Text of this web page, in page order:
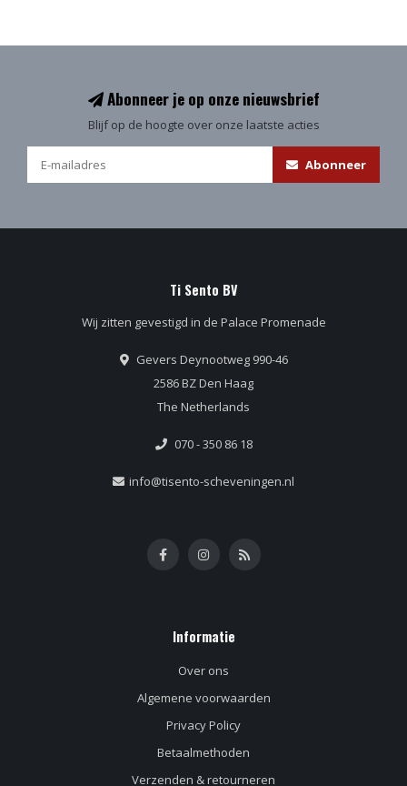
Abonneer je op onze nieuwsbrief
Blijf op de hoogte over onze laatste acties
Abonneer
Ti Sento BV
Wij zitten gevestigd in de Palace Promenade
Gevers Deynootweg 990-46
2586 BZ Den Haag
The Netherlands
070 - 350 86 18
info@tisento-scheveningen.nl
Informatie
Over ons
Algemene voorwaarden
Privacy Policy
Betaalmethoden
Verzenden & retourneren